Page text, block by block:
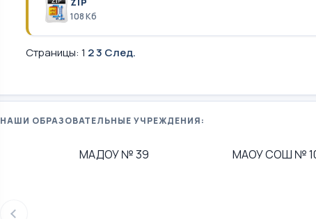
108 Кб
Страницы: 1 23 След.
НАШИ ОБРАЗОВАТЕЛЬНЫЕ УЧРЕЖДЕНИЯ:
МАДОУ № 39 МАОУ СОШ №